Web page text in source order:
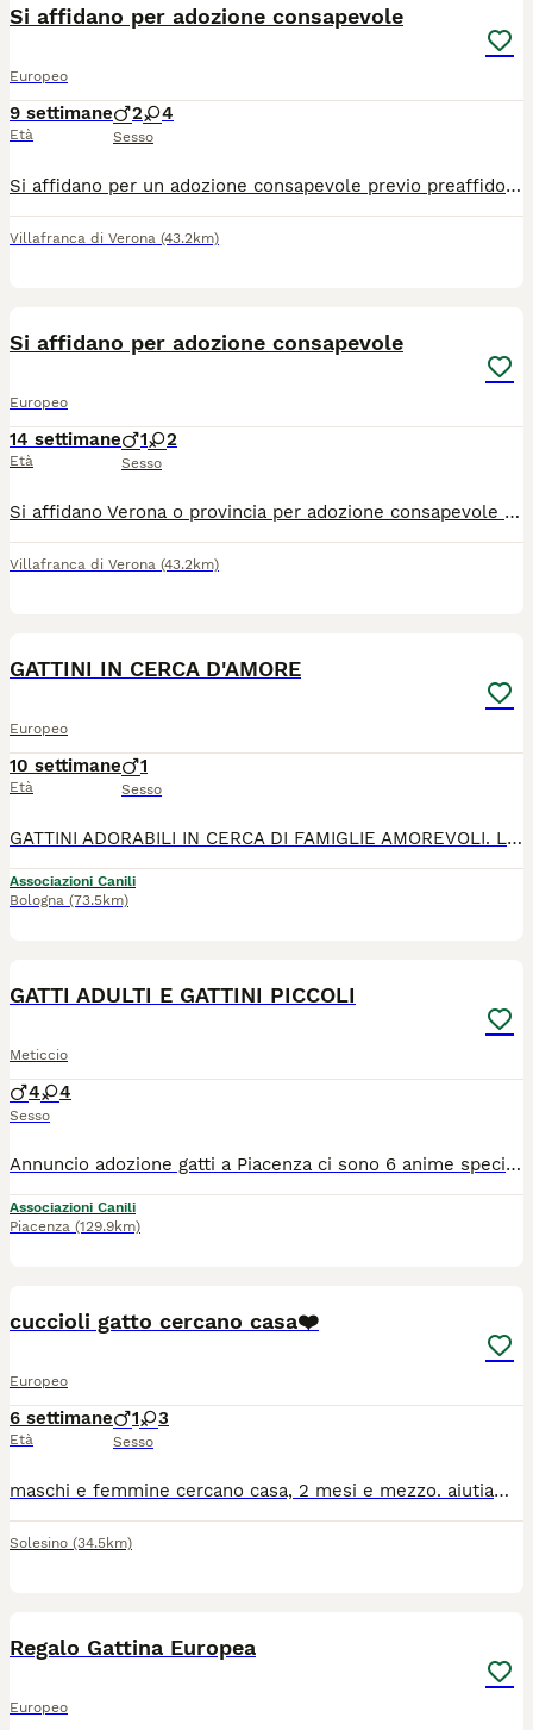
Si affidano per adozione consapevole
Europeo
9 settimane
Età
2 4
Sesso
Si affidano per un adozione consapevole previo preaffido cuccioli di 3 mesi a Verona e provincia o limitrofi Spulciati sverminati Si chiede un messaggio con breve presentazione indicando dove abiti e se hai altri animali
Villafranca di Verona (43.2km)
Si affidano per adozione consapevole
Europeo
14 settimane
Età
1 2
Sesso
Si affidano Verona o provincia per adozione consapevole cuccioli di 3 mesi sverminati Spulciati previo preaffido Si chiede un messaggio con una breve presentazione, città di residenza, se si hanno altri animali Chiara 39 329 096 7693
Villafranca di Verona (43.2km)
GATTINI IN CERCA D'AMORE
Europeo
10 settimane
Età
1
Sesso
GATTINI ADORABILI IN CERCA DI FAMIGLIE AMOREVOLI. Li affidiamo svermati vaccinati e chippati, sterilizzati e testati contro le malattie feline, solo in case sicure. Richieste protezioni a finestre e balconi. Arrivo in staffetta: *34*057*83896! disponibili quelli in foto e altri
Associazioni Canili
Bologna (73.5km)
GATTI ADULTI E GATTINI PICCOLI
Meticcio
4 4
Sesso
Annuncio adozione gatti a Piacenza ci sono 6 anime speciali che aspettano una casa. Ognuno di loro merita amore, sicurezza e una nuova possibilità. Tre adulti di 7 anni Un tigrato curioso e affettuoso Una bianca e nera dolcissima Una tigrata vivace e coccolona Ognuno adottabile singolarmente. Tre cuccioli di 2 mesi Una femminuccia e due maschietti: energia pura, occhi grandi e tanta voglia di crescere amati. Se vuoi dare una possibilità a uno di loro, o conoscerli di persona, contattami. La loro nuova vita potrebbe cominciare grazie a te.
Associazioni Canili
Piacenza (129.9km)
cuccioli gatto cercano casa❤️
Europeo
6 settimane
Età
1 3
Sesso
maschi e femmine cercano casa, 2 mesi e mezzo. aiutiamoli a trovare una famiglia per la vita❤️ SCRIVETEMI SU WHATSAPP O CHIAMATE
Solesino (34.5km)
Regalo Gattina Europea
Europeo